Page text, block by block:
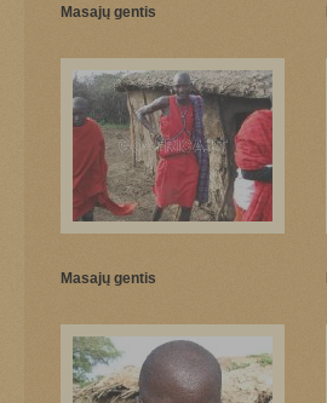
Masajų gentis
Masajų gentis